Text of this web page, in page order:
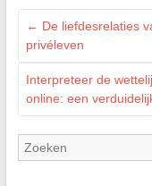
← De liefdesrelaties
privéleven
Interpreteer de
online: een